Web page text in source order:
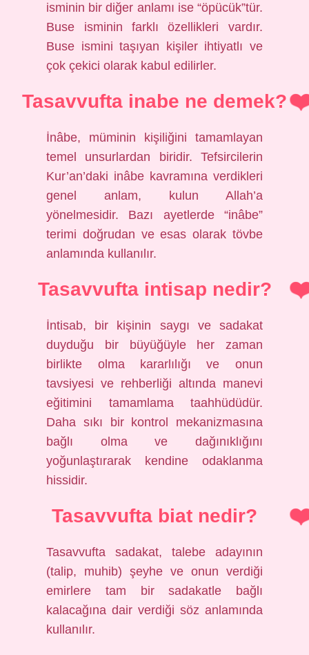
isminin bir diğer anlamı ise “öpücük”tür.
Buse isminin farklı özellikleri vardır.
Buse ismini taşıyan kişiler ihtiyatlı ve
çok çekici olarak kabul edilirler.
Tasavvufta inabe ne demek?
İnâbe, müminin kişiliğini tamamlayan
temel unsurlardan biridir. Tefsircilerin
Kur’an’daki inâbe kavramına verdikleri
genel anlam, kulun Allah’a
yönelmesidir. Bazı ayetlerde “inâbe”
terimi doğrudan ve esas olarak tövbe
anlamında kullanılır.
Tasavvufta intisap nedir?
İntisab, bir kişinin saygı ve sadakat
duyduğu bir büyüğüyle her zaman
birlikte olma kararlılığı ve onun
tavsiyesi ve rehberliği altında manevi
eğitimini tamamlama taahhüdüdür.
Daha sıkı bir kontrol mekanizmasına
bağlı olma ve dağınıklığını
yoğunlaştırarak kendine odaklanma
hissidir.
Tasavvufta biat nedir?
Tasavvufta sadakat, talebe adayının
(talip, muhib) şeyhe ve onun verdiği
emirlere tam bir sadakatle bağlı
kalacağına dair verdiği söz anlamında
kullanılır.